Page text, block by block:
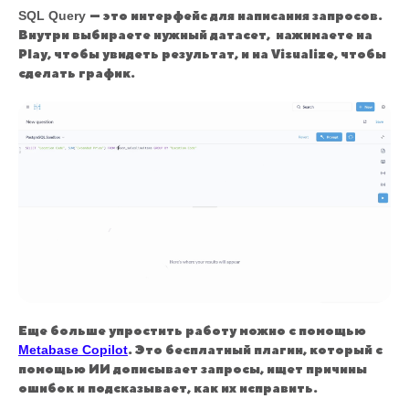
SQL Query — это интерфейс для написания запросов.
Внутри выбираете нужный датасет, нажимаете на
Play, чтобы увидеть результат, и на Visualize, чтобы
сделать график.
Еще больше упростить работу можно с помощью
Metabase Copilot. Это бесплатный плагин, который с
помощью ИИ дописывает запросы, ищет причины
ошибок и подсказывает, как их исправить.